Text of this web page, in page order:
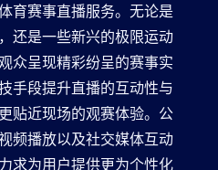
育赛事直播服务。无论是
还是一些新兴的极限运动
众呈现精彩纷呈的赛事实
手段提升直播的互动性与
贴近现场的观赛体验。公
频播放以及社交媒体互动
求为用户提供更为个性化